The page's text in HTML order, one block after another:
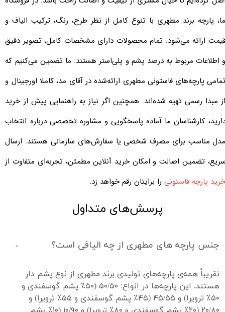
پارچه برند مطهری با تنوع کامل از نظر طرح، رنگ، ترکیب الیاف و
ارائه می‌شود. تمام محصولات دارای مشخصات کامل، تصویر دقیق
اطلاعات مربوط به درصد پشم و پلی‌استر هستند. ما تضمین می‌کنیم که
پارچه‌های فاستونی مطهری ارائه‌شده در آقای مد، کاملا اورجینال و
مبدا رسمی تهیه شده‌اند. همچنین اگر نیاز به راهنمایی پیش از خرید
کارشناسان ما آماده پاسخگویی و مشاوره تخصصی درباره انتخاب
مناسب برای مصرف شخصی یا سفارش‌های سازمانی هستند. ارسال
تضمین اصالت و امکان خرید آنلاین مطمئن، تجربه‌ای متفاوت از
پارچه فاستونیرا برایتان رقم خواهد زد.
پرسش‌های متداول
جنس پارچه های مطهری از چه الیافی است؟